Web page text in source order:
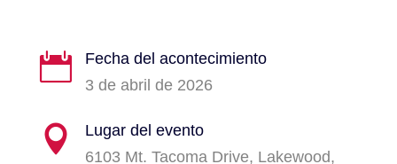

Fecha del acontecimiento
3 de abril de 2026

Lugar del evento
6103 Mt. Tacoma Drive, Lakewood,